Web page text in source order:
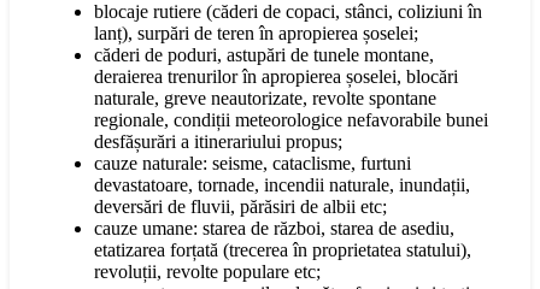
blocaje rutiere (căderi de copaci, stânci, coliziuni în
lanț), surpări de teren în apropierea șoselei;
căderi de poduri, astupări de tunele montane,
deraierea trenurilor în apropierea șoselei, blocări
naturale, greve neautorizate, revolte spontane
regionale, condiții meteorologice nefavorabile bunei
desfășurări a itinerariului propus;
cauze naturale: seisme, cataclisme, furtuni
devastatoare, tornade, incendii naturale, inundații,
deversări de fluvii, părăsiri de albii etc;
cauze umane: starea de război, starea de asediu,
etatizarea forțată (trecerea în proprietatea statului),
revoluții, revolte populare etc;